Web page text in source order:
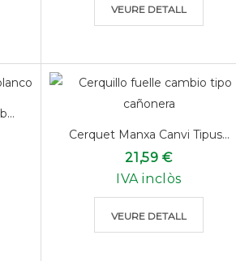
VEURE DETALL
Cerquet Manxa Canvi Tipus...
21,59 €
IVA inclòs
VEURE DETALL